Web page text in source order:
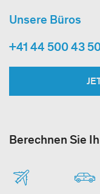
Unsere Büros
+41 44 500 43
Berechnen Sie